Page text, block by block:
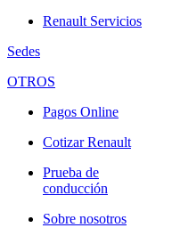
Renault Servicios
Sedes
OTROS
Pagos Online
Cotizar Renault
Prueba de
conducción
Sobre nosotros